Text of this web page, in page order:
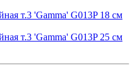
т.3 'Gamma' G013P 18 см
т.3 'Gamma' G013P 25 см